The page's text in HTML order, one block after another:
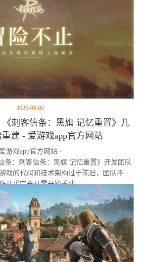
2026-08-06
刺客信条：黑旗 记忆重置》几
建 - 爱游戏app官方网站
爱游戏app官方网站 -
条：刺客信条：黑旗 记忆重置》开发团队
戏的代码和技术架构过于陈旧，团队不得
几乎完全从零开始重建。